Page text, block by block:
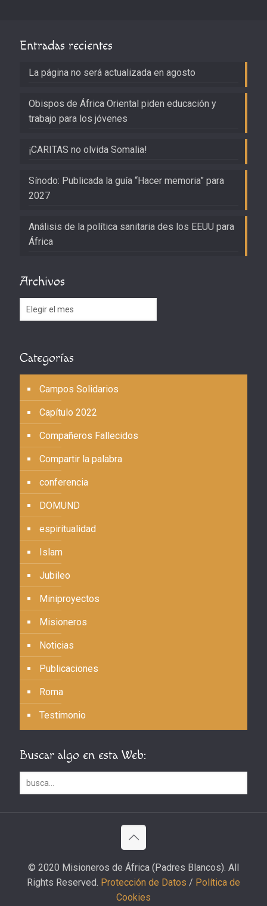
Entradas recientes
La página no será actualizada en agosto
Obispos de África Oriental piden educación y
trabajo para los jóvenes
¡CARITAS no olvida Somalia!
Sínodo: Publicada la guía “Hacer memoria” para
2027
Análisis de la política sanitaria des los EEUU para
África
Archivos
Archivos
Categorías
Campos Solidarios
Capítulo 2022
Compañeros Fallecidos
Compartir la palabra
conferencia
DOMUND
espiritualidad
Islam
Jubileo
Miniproyectos
Misioneros
Noticias
Publicaciones
Roma
Testimonio
Buscar algo en esta Web:
© 2020 Misioneros de África (Padres Blancos). All
Rights Reserved. Protección de Datos / Política de
Cookies